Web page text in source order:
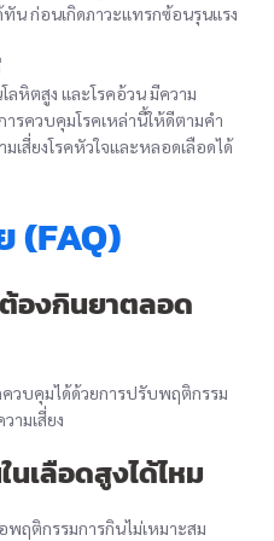
น ก่อนเกิดภาวะแทรกซ้อนรุนแรง
ลหิตสูง และโรคอ้วน มีความ
รควบคุมโรคเหล่านี้ให้ดีตามคำ
สี่ยงโรคหัวใจและหลอดเลือดได้
(FAQ)
ต้องกินยาตลอด
ควบคุมได้ด้วยการปรับพฤติกรรม
ามเสี่ยง
นเลือดสูงได้ไหม
พฤติกรรมการกินไม่เหมาะสม